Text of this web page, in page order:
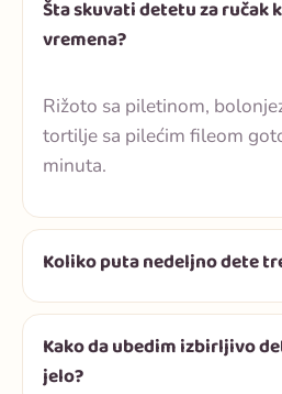
Šta skuvati detetu za ručak
vremena?
Rižoto sa piletinom,
tortilje sa pilećim fileom
minuta.
Koliko puta nedeljno dete
Kako da ubedim izbirljivo
jelo?